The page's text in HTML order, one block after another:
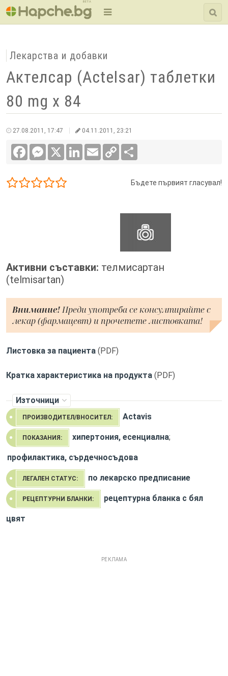
BETA
Лекарства и добавки
Актелсар (Actelsar) таблетки
80 mg x 84
27.08.2011, 17:47 04.11.2011, 23:21
FacebookMessenger LinkedInEmail
Copy
Link
1/52/53/54/55/5 Бъдете първият гласувал!
Активни съставки: телмисартан
(telmisartan)
Внимание!Преди употреба се консултирайте с
лекар (фармацевт) и прочетете листовката!
Листовка за пациента (PDF)
Кратка характеристика на продукта (PDF)
Източници
ПРОИЗВОДИТЕЛ/ВНОСИТЕЛ: Actavis
ПОКАЗАНИЯ: хипертония, есенциална;
профилактика, сърдечносъдова
ЛЕГАЛЕН СТАТУС: по лекарско предписание
РЕЦЕПТУРНИ БЛАНКИ: рецептурна бланка с бял
цвят
РЕКЛАМА